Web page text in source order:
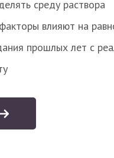
среду раствора
влияют на
прошлых лет с